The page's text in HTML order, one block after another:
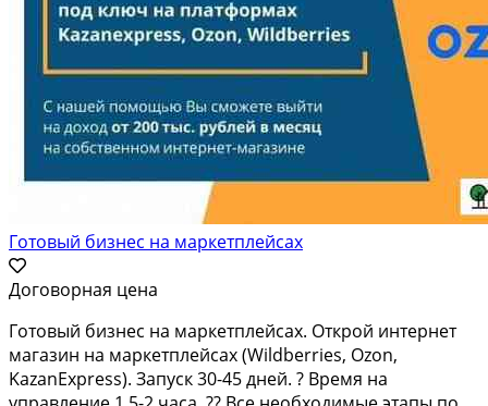
Готовый бизнес на маркетплейсах
Договорная цена
Готовый бизнес на маркетплейсах. Открой интернет
магазин на маркетплейсах (Wildberries, Ozon,
KazanExpress). Запуск 30-45 дней. ? Время на